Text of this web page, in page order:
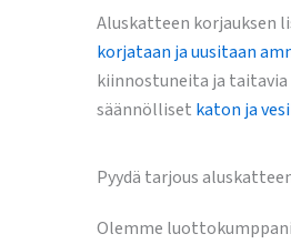
Aluskatteen korjauksen
korjataan ja uusitaan
kiinnostuneita ja taitavia
säännölliset katon ja
Pyydä tarjous
Olemme